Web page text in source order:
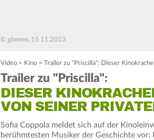
© glomex, 15.11.2023
Video > Kino > Trailer zu "Priscilla": Dieser
Trailer zu "Priscilla":
DIESER
VON SEINER
Sofia Coppola meldet sich auf der
berühmtesten Musiker der Geschichte